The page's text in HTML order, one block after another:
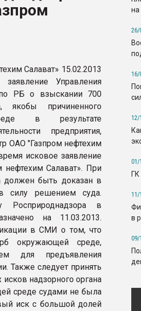
Салават» 15.02.2013
заявление Управления
по РБ о взыскании 700
причиненного
в результате
предприятия,
ОАО "Газпром нефтехим
исковое заявление
нефтехим Салават». При
должен быть доказан в
силу решением суда.
Росприроднадзора в
на 11.03.2013.
в СМИ о том, что
окружающей среде,
для предъявления
Также следует принять
надзорного органа
среде судами не была
иск с большой долей
на
26/
16/
12/
01/
11/
в
09/